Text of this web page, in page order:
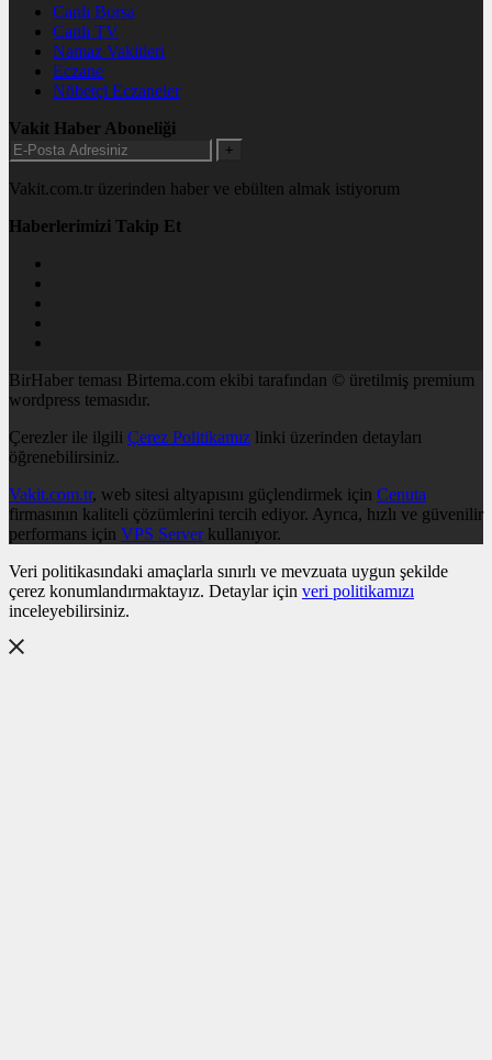
Canlı Borsa
Canlı TV
Namaz Vakitleri
Eczane
Nöbetçi Eczaneler
Vakit Haber Aboneliği
+
Vakit.com.tr üzerinden haber ve ebülten almak istiyorum
Haberlerimizi Takip Et
BirHaber teması Birtema.com ekibi tarafından © üretilmiş premium
wordpress temasıdır.
Çerezler ile ilgili Çerez Politikamız linki üzerinden detayları
öğrenebilirsiniz.
Vakit.com.tr, web sitesi altyapısını güçlendirmek için Cenuta
firmasının kaliteli çözümlerini tercih ediyor. Ayrıca, hızlı ve güvenilir
performans için VPS Serverkullanıyor.
Veri politikasındaki amaçlarla sınırlı ve mevzuata uygun şekilde
çerez konumlandırmaktayız. Detaylar için veri politikamızı
inceleyebilirsiniz.